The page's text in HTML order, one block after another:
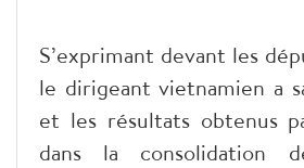
S’exprimant devant les
le dirigeant vietnamien a
et les résultats obtenus
dans la consolidation